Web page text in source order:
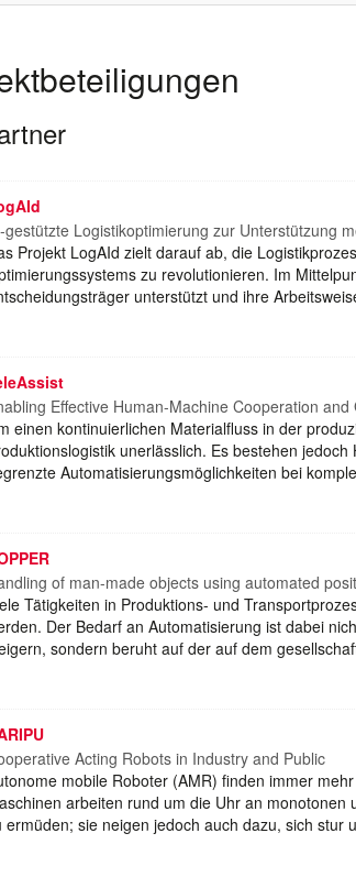
gestützte Logistikoptimierung zur Unterstützung
Projekt LogAId zielt darauf ab, die
zu revolutionieren. Im
unterstützt und ihre
Effective Human-Machine Cooperation
einen kontinuierlichen Materialfluss in der
unerlässlich. Es bestehen
Automatisierungsmöglichkeiten bei
of man-made objects using automated
Tätigkeiten in Produktions- und
Der Bedarf an Automatisierung ist dabei
sondern beruht auf der auf dem
Acting Robots in Industry and Public
mobile Roboter (AMR) finden immer
arbeiten rund um die Uhr an
ermüden; sie neigen jedoch auch dazu, sich stur